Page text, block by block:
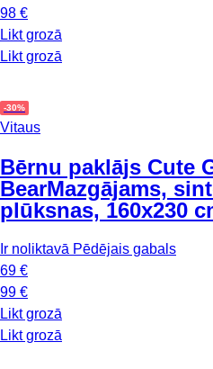
98 €
Likt grozā
Likt grozā
-30%
Vitaus
Bērnu paklājs Cute
BearMazgājams,
plūksnas, 160x230
Ir noliktavā Pēdējais gabals
69 €
99 €
Likt grozā
Likt grozā